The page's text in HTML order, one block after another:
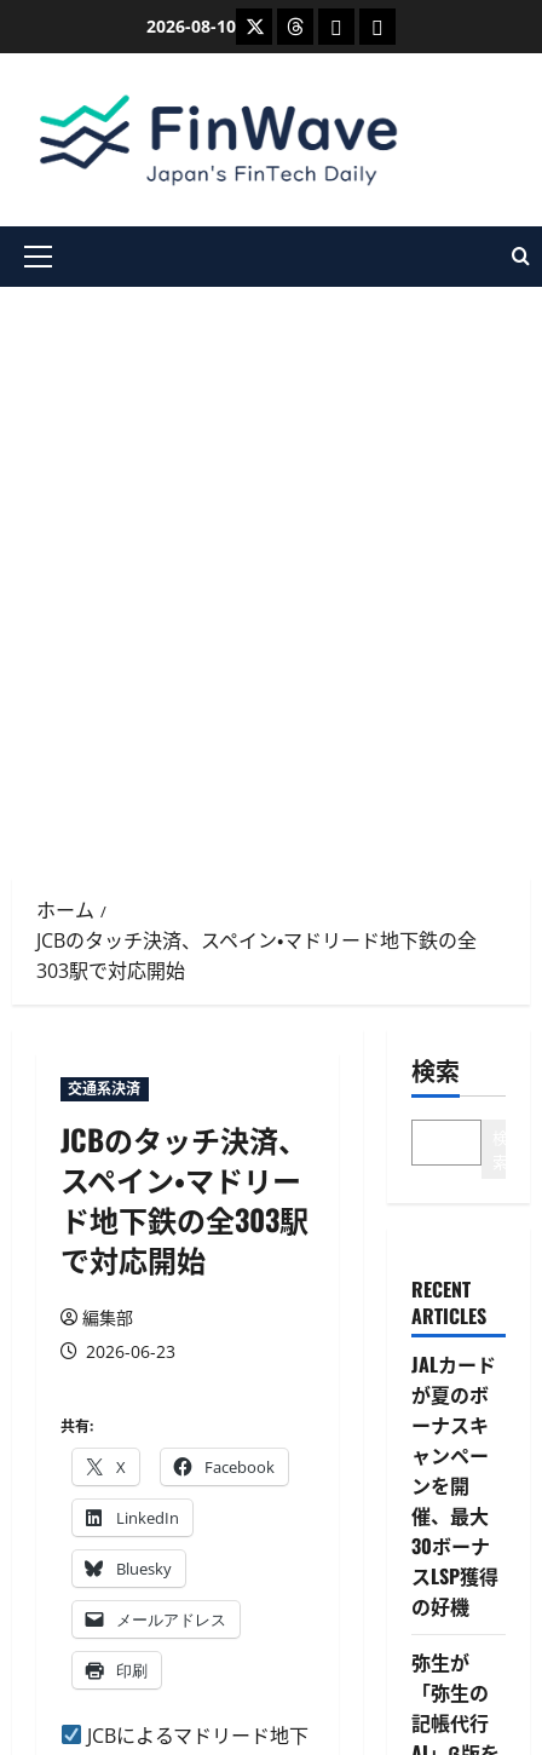
2026-08-10 X ThreadsBlueskyMastodon
メ
ホーム
JCBのタッチ決済、スペイン・マドリード地下鉄の全
303駅で対応開始
交通系決済
JCBのタッチ決済、
スペイン・マドリー
ド地下鉄の全303駅
で対応開始
編集部
2026-06-23
共有:
X Facebook
LinkedIn
Bluesky
メールアドレス
印刷
JCBによるマドリード地下
検索
RECENT
ARTICLES
JALカード
が夏のボ
ーナスキ
ャンペー
ンを開
催、最大
30ボーナ
スLSP獲得
の好機
弥生が
「弥生の
記帳代行